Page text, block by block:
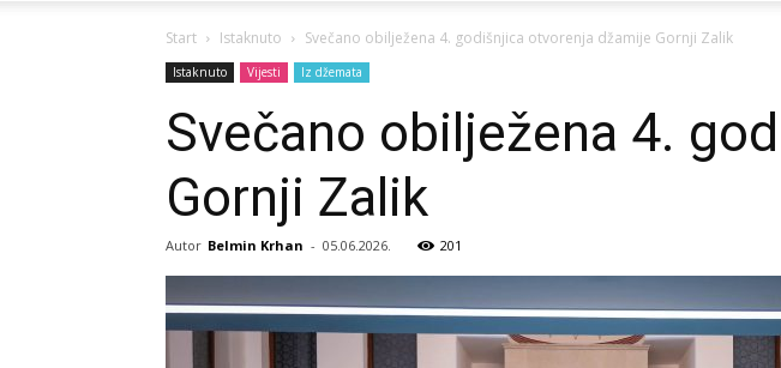
Start Istaknuto Svečano obilježena 4. godišnjica otvorenja džamije Gornji Zalik
Istaknuto Vijesti Iz džemata
Svečano obilježena 4.
Gornji Zalik
Autor Belmin Krhan - 05.06.2026. 201